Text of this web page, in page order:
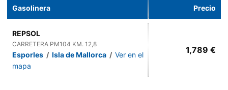
Gasolinera Precio
REPSOL
CARRETERA PM104 KM. 12,8
Esporles / Isla de Mallorca / Ver en el
mapa
1,789 €